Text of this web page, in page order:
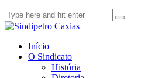
Início
O Sindicato
História